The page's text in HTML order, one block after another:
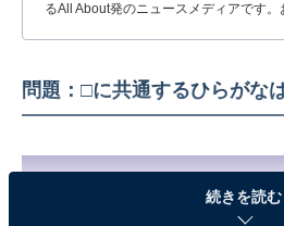
るAll About発のニュースメディアです
問題：□に共通するひらがな
続きを読む